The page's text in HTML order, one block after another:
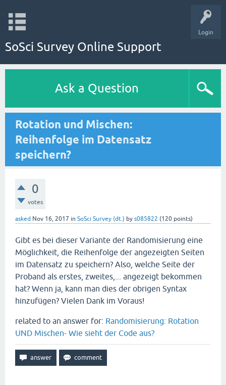
Login
SoSci Survey Online Support
Ask a Question
Rotation und Mischen:
Reihenfolge im Datensatz
speichern?
0
votes
asked Nov 16, 2017 in SoSci Survey (dt.) by s085822 (120 points)
Gibt es bei dieser Variante der Randomisierung eine
Möglichkeit, die Reihenfolge der angezeigten Seiten
im Datensatz zu speichern? Also, welche Seite der
Proband als erstes, zweites,... angezeigt bekommen
hat? Wenn ja, kann man dies der obrigen Syntax
hinzufügen? Vielen Dank im Voraus!
related to an answer for: Randomisierung: Rotation
UND Mischen- Wie sieht der Code aus?